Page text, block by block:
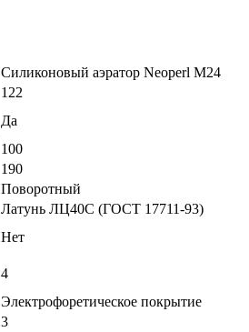
Силиконовый аэратор Neoperl M24
122
Да
100
190
Поворотный
Латунь ЛЦ40C (ГОСТ 17711-93)
Нет
4
Электрофоретическое покрытие
3